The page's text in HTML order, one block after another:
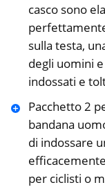
casco sono
sulla testa,
degli uomini
indossati e
Pacchetto 2
bandana
di indossare
per ciclisti o